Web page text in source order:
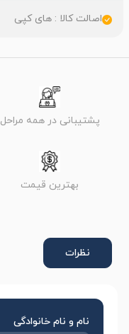
اصالت کالا : های کپی
پشتیبانی در همه مراحل
بهترین قیمت
نظرات
نام و نام خانوادگی